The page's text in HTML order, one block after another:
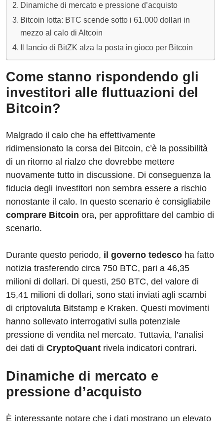
Dinamiche di mercato e pressione d’acquisto
Bitcoin lotta: BTC scende sotto i 61.000 dollari in
mezzo al calo di Altcoin
Il lancio di BitZK alza la posta in gioco per Bitcoin
Come stanno rispondendo gli
investitori alle fluttuazioni del
Bitcoin?
Malgrado il calo che ha effettivamente
ridimensionato la corsa dei Bitcoin, c’è la possibilità
di un ritorno al rialzo che dovrebbe mettere
nuovamente tutto in discussione. Di conseguenza la
fiducia degli investitori non sembra essere a rischio
nonostante il calo. In questo scenario è consigliabile
comprare Bitcoin ora, per approfittare del cambio di
scenario.
Durante questo periodo, il governo tedesco ha fatto
notizia trasferendo circa 750 BTC, pari a 46,35
milioni di dollari. Di questi, 250 BTC, del valore di
15,41 milioni di dollari, sono stati inviati agli scambi
di criptovaluta Bitstamp e Kraken. Questi movimenti
hanno sollevato interrogativi sulla potenziale
pressione di vendita nel mercato. Tuttavia, l’analisi
dei dati di CryptoQuant rivela indicatori contrari.
Dinamiche di mercato e
pressione d’acquisto
È interessante notare che i dati mostrano un elevato